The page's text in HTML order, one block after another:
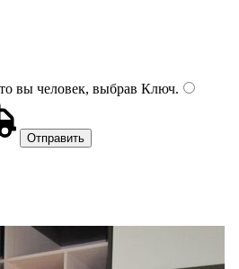
вы человек, выбрав Ключ.